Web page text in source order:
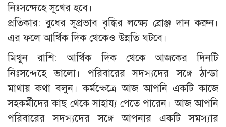
নিঃসন্দেহে সুখের হবে।
প্রতিকার: বুধের সুপ্রভাব বৃদ্ধির লক্ষ্যে ব্রোঞ্জ দান করুন।
এর ফলে আর্থিক দিক থেকেও উন্নতি ঘটবে।
মিথুন রাশি: আর্থিক দিক থেকে আজকের দিনটি
নিঃসন্দেহে ভালো। পরিবারের সদস্যদের সঙ্গে ঠান্ডা
মাথায় কথা বলুন। কর্মক্ষেত্রে আজ আপনি একটি কাজে
সহকর্মীদের কাছ থেকে সাহায্য পেতে পারেন। আজ আপনি
পরিবারের সদস্যদের সঙ্গে আপনার একটি সমস্যার